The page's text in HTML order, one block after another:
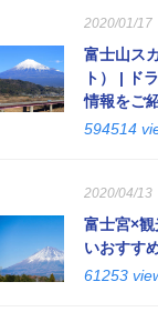
2020/01/17
富士山ス
ト） | ド
情報をご
594514
2020/04/13
富士宮×
いおすす
61253